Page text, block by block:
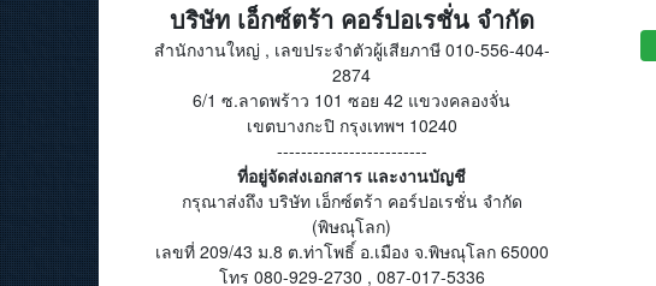
บริษัท เอ็กซ์ตร้า คอร์ปอเรชั่น จำกัด
สำนักงานใหญ่ , เลขประจำตัวผู้เสียภาษี 010-556-404-
2874
6/1 ซ.ลาดพร้าว 101 ซอย 42 แขวงคลองจั่น
เขตบางกะปิ กรุงเทพฯ 10240
-------------------------
ที่อยู่จัดส่งเอกสาร และงานบัญชี
กรุณาส่งถึง บริษัท เอ็กซ์ตร้า คอร์ปอเรชั่น จำกัด
(พิษณุโลก)
เลขที่ 209/43 ม.8 ต.ท่าโพธิ์ อ.เมือง จ.พิษณุโลก 65000
โทร 080-929-2730 , 087-017-5336